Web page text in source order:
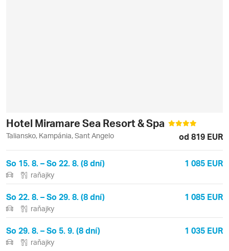
Hotel Miramare Sea Resort & Spa
Taliansko, Kampánia, Sant Angelo od 819 EUR
So 15. 8. – So 22. 8. (8 dní) 1 085 EUR
raňajky
So 22. 8. – So 29. 8. (8 dní) 1 085 EUR
raňajky
So 29. 8. – So 5. 9. (8 dní) 1 035 EUR
raňajky